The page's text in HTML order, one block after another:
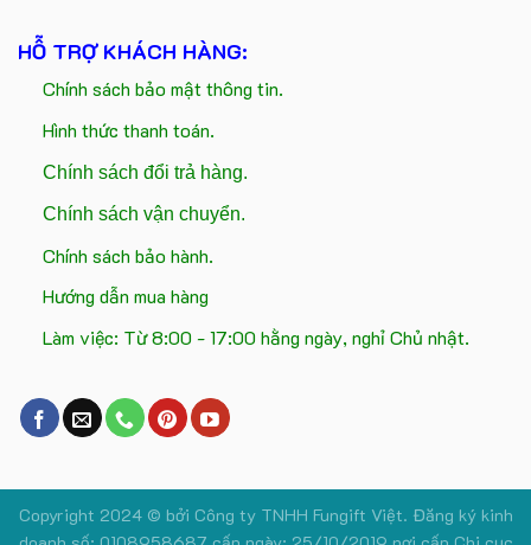
HỖ TRỢ KHÁCH HÀNG:
Chính sách bảo mật thông tin.
Hình thức thanh toán.
Chính sách đổi trả hàng.
Chính sách vận chuyển.
Chính sách bảo hành.
Hướng dẫn mua hàng
Làm việc: Từ 8:00 - 17:00 hằng ngày, nghỉ Chủ nhật.
Copyright 2024 © bởi Công ty TNHH Fungift Việt. Đăng ký kinh